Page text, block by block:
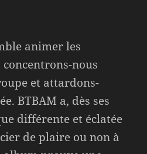
animer les
nous
et attardons-
BTBAM a, dès ses
différente et éclatée
de plaire ou non à